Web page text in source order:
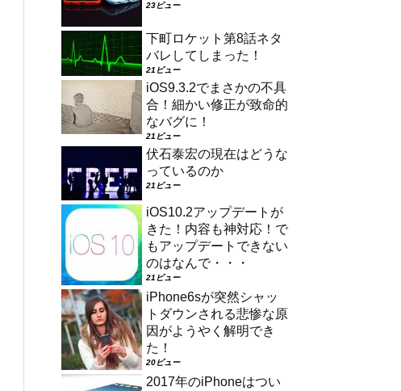
23ビュー
下町ロケット第8話ネタ
バレしてしまった！
21ビュー
iOS9.3.2でまさかの不具
合！細かい修正が致命的
なバグに！
21ビュー
伏石泰宏の現在はどうな
っているのか
21ビュー
iOS10.2アップデートが
きた！内容も神対応！で
もアップデートできない
のはなんで・・・
21ビュー
iPhone6sが突然シャッ
トダウンされる悲惨な原
因がようやく解明でき
た！
20ビュー
2017年のiPhoneはつい